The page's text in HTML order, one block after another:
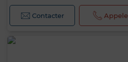
Contacter